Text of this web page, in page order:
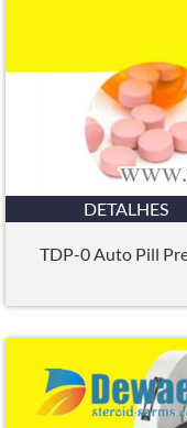
DETALHES
TDP-0 Auto Pill